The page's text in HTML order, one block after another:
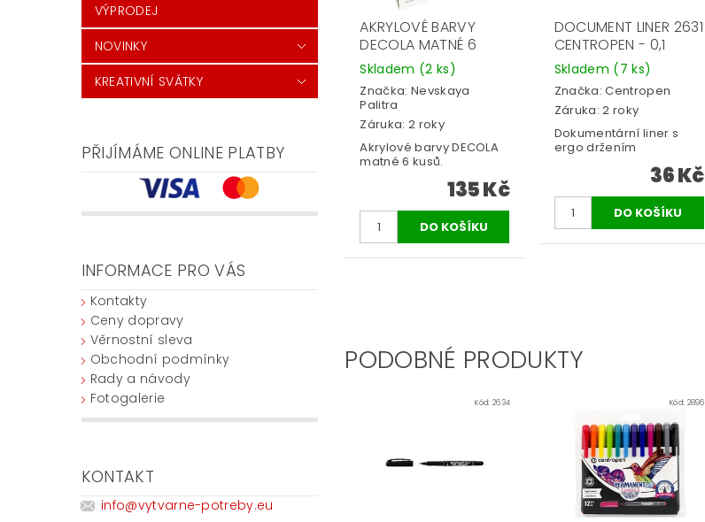
VÝPRODEJ
NOVINKY
KREATIVNÍ SVÁTKY
PŘIJÍMÁME ONLINE PLATBY
INFORMACE PRO VÁS
Kontakty
Ceny dopravy
Věrnostní sleva
Obchodní podmínky
Rady a návody
Fotogalerie
KONTAKT
info@vytvarne-potreby.eu
AKRYLOVÉ BARVY
DECOLA MATNÉ 6
Skladem (2 ks)
Značka: Nevskaya
Palitra
Záruka: 2 roky
Akrylové barvy DECOLA
matné 6 kusů.
135 Kč
DOCUMENT LINER 2631
CENTROPEN - 0,1
Skladem (7 ks)
Značka:Centropen
Záruka: 2 roky
Dokumentární liner s
ergo držením
36 Kč
PODOBNÉ PRODUKTY
Kód:2634 Kód: 2896